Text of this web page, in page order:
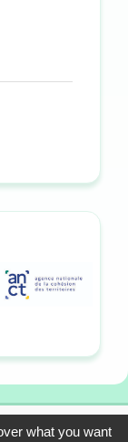
what you want